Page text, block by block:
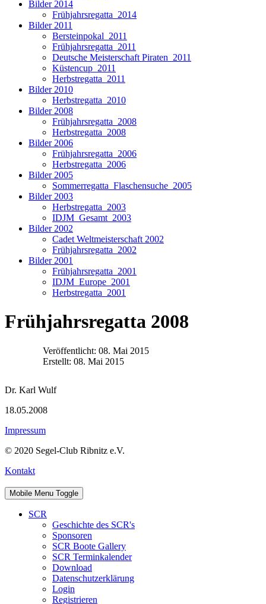
Bilder 2014
Frühjahrsregatta_2014
Bilder 2011
Bersteinpokal_2011
Frühjahrsregatta_2011
Deutsche Meisterschaft Piraten_2011
Küstencup_2011
Herbstregatta_2011
Bilder 2010
Herbstregatta_2010
Bilder 2008
Frühjahrsregatta_2008
Herbstregatta_2008
Bilder 2006
Frühjahrsregatta_2006
Herbstregatta_2006
Bilder 2005
Sommerregatta_Flaschensuche_2005
Bilder 2003
Herbstregatta_2003
IDJM_Gesamt_2003
Bilder 2002
Cadet Weltmeisterschaft 2002
Frühjahrsregatta_2002
Bilder 2001
Frühjahrsregatta_2001
IDJM_Europe_2001
Herbstregatta_2001
Frühjahrsregatta 2008
Veröffentlicht: 08. Mai 2015
Erstellt: 08. Mai 2015
Dr. Karl Wulf
18.05.2008
Impressum
© 2020 Segel-Club Ribnitz e.V.
Kontakt
Mobile Menu Toggle
SCR
Geschichte des SCR's
Sponsoren
SCR Boote Gallery
SCR Terminkalender
Download
Datenschutzerklärung
Login
Registrieren